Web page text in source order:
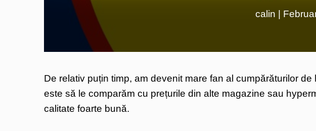
calin |
De relativ puțin timp, am devenit mare fan al cumpărăturilor
este să le comparăm cu prețurile din alte magazine sau
calitate foarte bună.